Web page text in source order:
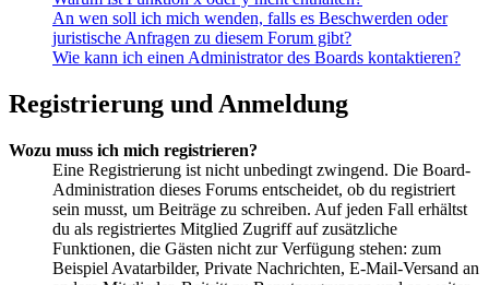
An wen soll ich mich wenden, falls es Beschwerden oder
juristische Anfragen zu diesem Forum gibt?
Wie kann ich einen Administrator des Boards kontaktieren?
Registrierung und Anmeldung
Wozu muss ich mich registrieren?
Eine Registrierung ist nicht unbedingt zwingend. Die Board-
Administration dieses Forums entscheidet, ob du registriert
sein musst, um Beiträge zu schreiben. Auf jeden Fall erhältst
du als registriertes Mitglied Zugriff auf zusätzliche
Funktionen, die Gästen nicht zur Verfügung stehen: zum
Beispiel Avatarbilder, Private Nachrichten, E-Mail-Versand an